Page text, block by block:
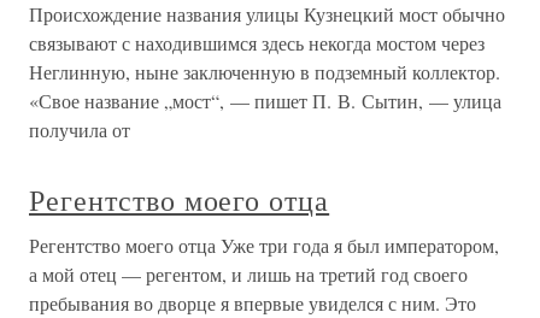
Происхождение названия улицы Кузнецкий мост обычно
связывают с находившимся здесь некогда мостом через
Неглинную, ныне заключенную в подземный коллектор.
«Свое название „мост“, — пишет П. В. Сытин, — улица
получила от
Регентство моего отца
Регентство моего отца Уже три года я был императором,
а мой отец — регентом, и лишь на третий год своего
пребывания во дворце я впервые увиделся с ним. Это